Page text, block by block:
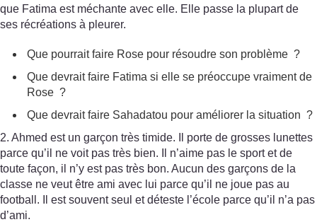
que Fatima est méchante avec elle. Elle passe la plupart de
ses récréations à pleurer.
Que pourrait faire Rose pour résoudre son problème ?
Que devrait faire Fatima si elle se préoccupe vraiment de
Rose ?
Que devrait faire Sahadatou pour améliorer la situation ?
2. Ahmed est un garçon très timide. Il porte de grosses lunettes
parce qu’il ne voit pas très bien. Il n’aime pas le sport et de
toute façon, il n’y est pas très bon. Aucun des garçons de la
classe ne veut être ami avec lui parce qu’il ne joue pas au
football. Il est souvent seul et déteste l’école parce qu’il n’a pas
d’ami.